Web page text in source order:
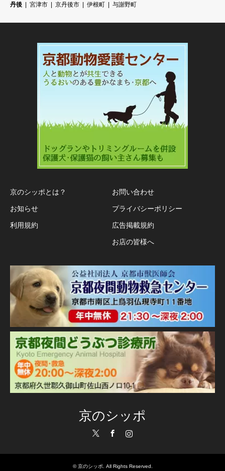
丹後
宮津市 京丹後市 伊根町 与謝野町
京のシッポとは？
お知らせ
利用規約
お問い合わせ
プライバシーポリシー
広告掲載規約
お店の皆様へ
京のシッポ
©京のシッポ . All Rights Reserved.